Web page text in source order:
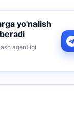
yo'nalish
agentligi